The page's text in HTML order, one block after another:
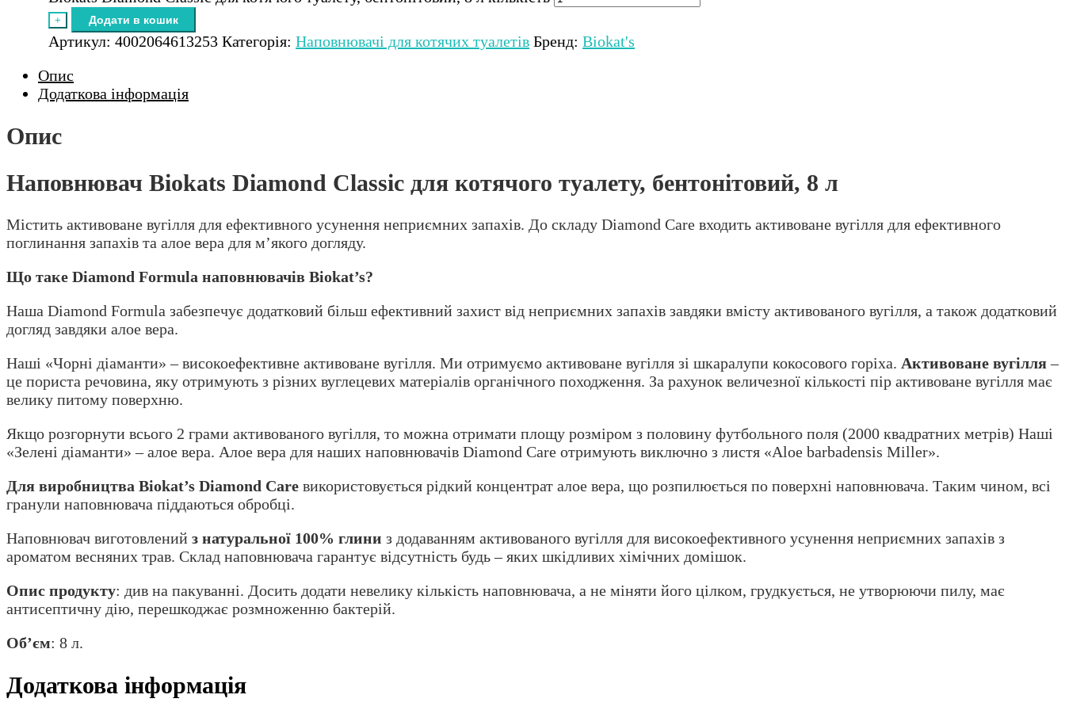
+ Додати в кошик
Артикул:4002064613253 Категорія:Наповнювачі для котячих туалетів Бренд:Biokat's
Опис
Додаткова інформація
Опис
Наповнювач Biokats Diamond Classic для котячого туалету, бентонітовий, 8 л
Містить активоване вугілля для ефективного усунення неприємних запахів. До складу Diamond Care входить активоване вугілля для ефективного
поглинання запахів та алое вера для м’якого догляду.
Що таке Diamond Formula наповнювачів Biokat’s?
Наша Diamond Formula забезпечує додатковий більш ефективний захист від неприємних запахів завдяки вмісту активованого вугілля, а також додатковий
догляд завдяки алое вера.
Наші «Чорні діаманти» – високоефективне активоване вугілля. Ми отримуємо активоване вугілля зі шкаралупи кокосового горіха. Активоване вугілля–
це пориста речовина, яку отримують з різних вуглецевих матеріалів органічного походження. За рахунок величезної кількості пір активоване вугілля має
велику питому поверхню.
Якщо розгорнути всього 2 грами активованого вугілля, то можна отримати площу розміром з половину футбольного поля (2000 квадратних метрів) Наші
«Зелені діаманти» – алое вера. Алое вера для наших наповнювачів Diamond Care отримують виключно з листя «Aloe barbadensis Miller».
Для виробництва Biokat’s Diamond Care використовується рідкий концентрат алое вера, що розпилюється по поверхні наповнювача. Таким чином, всі
гранули наповнювача піддаються обробці.
Наповнювач виготовлений з натуральної 100% глини з додаванням активованого вугілля для високоефективного усунення неприємних запахів з
ароматом весняних трав. Склад наповнювача гарантує відсутність будь – яких шкідливих хімічних домішок.
Опис продукту: див на пакуванні. Досить додати невелику кількість наповнювача, а не міняти його цілком, грудкується, не утворюючи пилу, має
антисептичну дію, перешкоджає розмноженню бактерій.
Об’єм: 8 л.
Додаткова інформація